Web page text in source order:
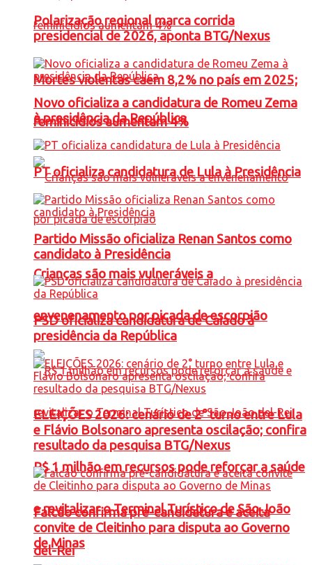
Mortes violentas caem 8,2% no país em 2025;
feminicídios aumentam 4%
Crianças são mais vulneráveis a
envenenamento por picada de escorpião
R$ 1 milhão em recursos pode reforçar a saúde
e revitalizar o Terminal Turístico de São João
del-Rei
Polarização regional marca corrida
presidencial de 2026, aponta BTG/Nexus
Novo oficializa a candidatura de Romeu Zema
à presidência da República
PT oficializa candidatura de Lula à Presidência
Partido Missão oficializa Renan Santos como
candidato à Presidência
PSD oficializa candidatura de Caiado à
presidência da República
ELEIÇÕES 2026: cenário de 2° turno entre Lula
e Flávio Bolsonaro apresenta oscilação; confira
resultado da pesquisa BTG/Nexus
Falcão confirma pré-candidatura e aceita
convite de Cleitinho para disputa ao Governo
de Minas